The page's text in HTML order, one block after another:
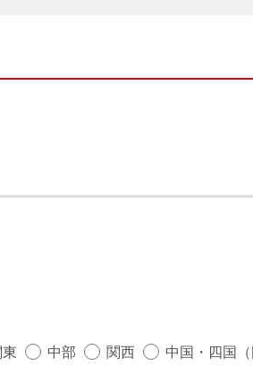
東 中部 関西 中国・四国（